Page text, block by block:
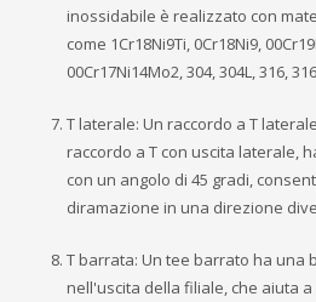
inossidabile è realizzato con
come 1Cr18Ni9Ti, 0Cr18Ni9,
00Cr17Ni14Mo2, 304, 304L, 316,
T laterale: Un raccordo a T
raccordo a T con uscita laterale,
con un angolo di 45 gradi,
diramazione in una direzione
T barrata: Un tee barrato ha una
nell'uscita della filiale, che aiuta